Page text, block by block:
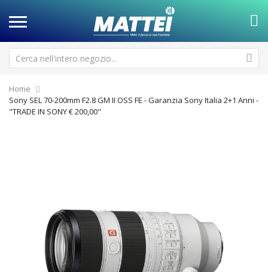
Home
Sony SEL 70-200mm F2.8 GM II OSS FE - Garanzia Sony Italia 2+1 Anni -
"TRADE IN SONY € 200,00"